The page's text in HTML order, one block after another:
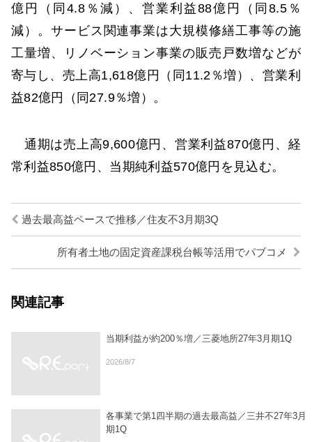
億円（同4.8％減）、営業利益88億円（同8.5％
減）。サービス関連事業は大規模修繕工事等の施
工量増、リノベーション事業の販売戸数増などが
寄与し、売上高1,618億円（同11.2％増）、営業利
益82億円（同27.9％増）。
通期は売上高9,600億円、営業利益870億円、経
常利益850億円、当期純利益570億円を見込む。
過去最高益ペースで推移／住友不3月期3Q
所有者土地の固定資産課税台帳等活用でパブコメ
関連記事
当期利益が約200％増／三菱地所27年3月期1Q
2026/8/7
各事業で第1四半期の過去最高益／三井不27年3月
期1Q